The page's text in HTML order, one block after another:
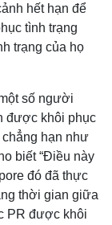
hết hạn để
tình trạng
trạng của họ
số người
được khôi phục
chẳng hạn như
biết “Điều này
đó đã thực
thời gian giữa
PR được khôi